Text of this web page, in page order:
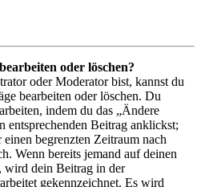
oder löschen?
oder Moderator bist, kannst du
bearbeiten oder löschen. Du
indem du das „Ändere
entsprechenden Beitrag anklickst;
begrenzten Zeitraum nach
Wenn bereits jemand auf deinen
wird dein Beitrag in der
gekennzeichnet. Es wird